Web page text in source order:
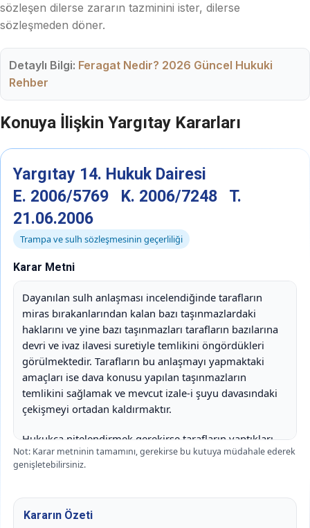
sözleşen dilerse zararın tazminini ister, dilerse
sözleşmeden döner.
Detaylı Bilgi: Feragat Nedir? 2026 Güncel Hukuki
Rehber
Konuya İlişkin Yargıtay Kararları
Yargıtay 14. Hukuk Dairesi
E. 2006/5769 K. 2006/7248 T.
21.06.2006
Trampa ve sulh sözleşmesinin geçerliliği
Karar Metni
Dayanılan sulh anlaşması incelendiğinde tarafların
miras bırakanlarından kalan bazı taşınmazlardaki
haklarını ve yine bazı taşınmazları tarafların bazılarına
devri ve ivaz ilavesi suretiyle temlikini öngördükleri
görülmektedir. Tarafların bu anlaşmayı yapmaktaki
amaçları ise dava konusu yapılan taşınmazların
temlikini sağlamak ve mevcut izale-i şuyu davasındaki
çekişmeyi ortadan kaldırmaktır.
Hukukça nitelendirmek gerekirse tarafların yaptıkları
işlem düzenlenmesi Borçlar Yasasının 232’de yapılan bir
trampa işlemidir. Trampadan maksat bir malın başka
Dava konusu taşınmazlar tapuda kayıtlı oldukları için
Not: Karar metninin tamamını, gerekirse bu kutuya müdahale ederek
genişletebilirsiniz.
Kararın Özeti